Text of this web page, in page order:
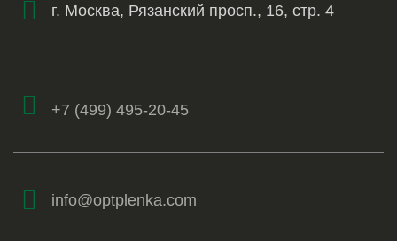
г. Москва, Рязанский просп., 16, стр. 4
+7 (499) 495-20-45
info@optplenka.com